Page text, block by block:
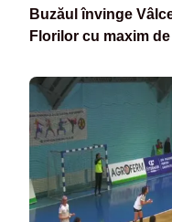
Buzăul învinge
Florilor cu maxim